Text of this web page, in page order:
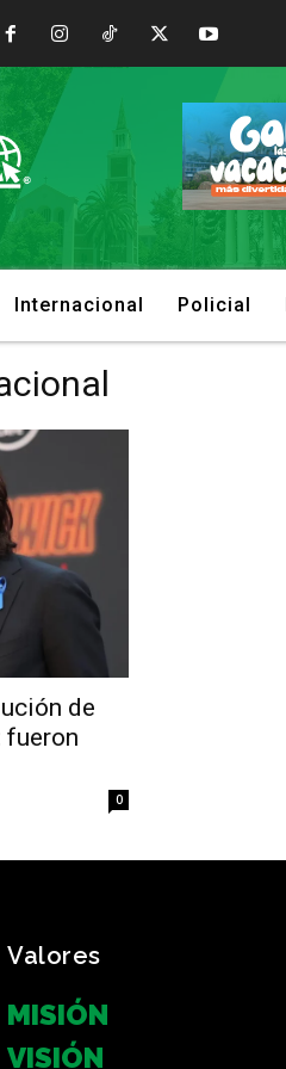
Internacional Policial
de
fueron
0
Valores
MISIÓN
VISIÓN